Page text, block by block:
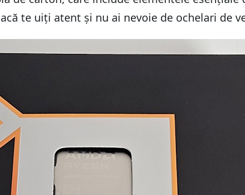
te uiți atent și nu ai nevoie de ochelari de